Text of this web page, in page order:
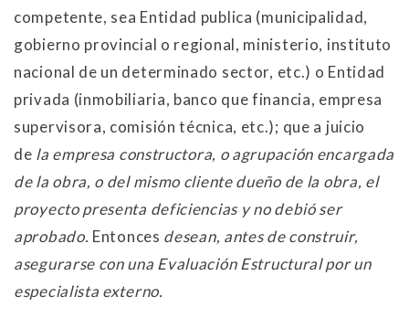
competente, sea Entidad publica (municipalidad,
gobierno provincial o regional, ministerio, instituto
nacional de un determinado sector, etc.) o Entidad
privada (inmobiliaria, banco que financia, empresa
supervisora, comisión técnica, etc.); que a juicio
de la empresa constructora, o agrupación encargada
de la obra, o del mismo cliente dueño de la obra, el
proyecto presenta deficiencias y no debió ser
aprobado. Entonces desean, antes de construir,
asegurarse con una Evaluación Estructural por un
especialista externo.